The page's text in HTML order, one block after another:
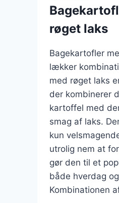
røget laks
Bagekartofler
lækker
med røget laks
der kombinerer
kartoffel med
smag af laks.
kun
utrolig nem at
gør den til et
både hverdag
Kombinationen